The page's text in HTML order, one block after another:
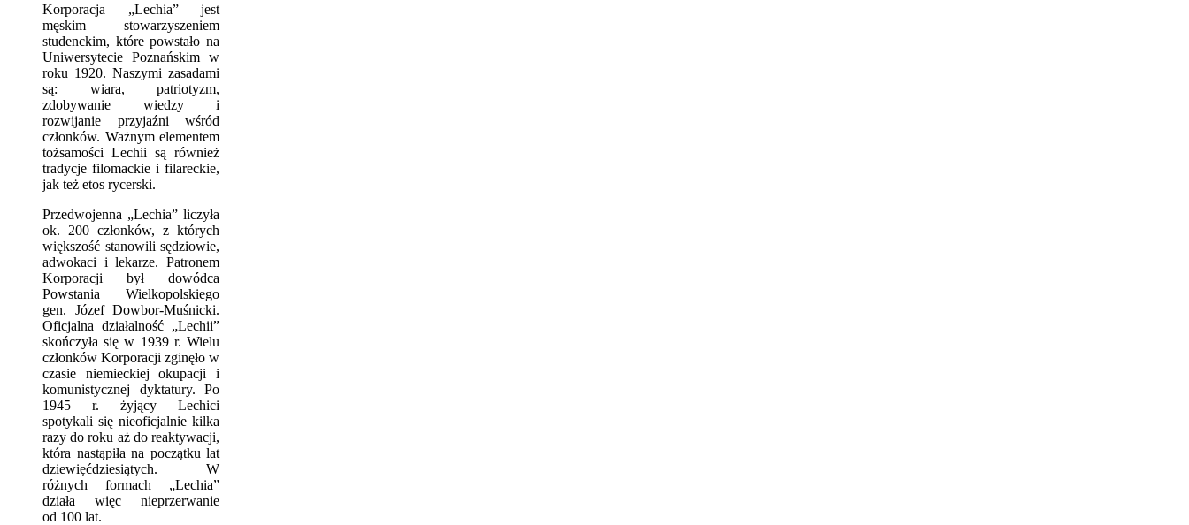
Korporacja „Lechia” jest
męskim stowarzyszeniem
studenckim, które powstało na
Uniwersytecie Poznańskim w
roku 1920. Naszymi zasadami
są: wiara, patriotyzm,
zdobywanie wiedzy i
rozwijanie przyjaźni wśród
członków. Ważnym elementem
tożsamości Lechii są również
tradycje filomackie i filareckie,
jak też etos rycerski.
Przedwojenna „Lechia” liczyła
ok. 200 członków, z których
większość stanowili sędziowie,
adwokaci i lekarze. Patronem
Korporacji był dowódca
Powstania Wielkopolskiego
gen. Józef Dowbor-Muśnicki.
Oficjalna działalność „Lechii”
skończyła się w 1939 r. Wielu
członków Korporacji zginęło w
czasie niemieckiej okupacji i
komunistycznej dyktatury. Po
1945 r. żyjący Lechici
spotykali się nieoficjalnie kilka
razy do roku aż do reaktywacji,
która nastąpiła na początku lat
dziewięćdziesiątych. W
różnych formach „Lechia”
działa więc nieprzerwanie
od 100 lat.